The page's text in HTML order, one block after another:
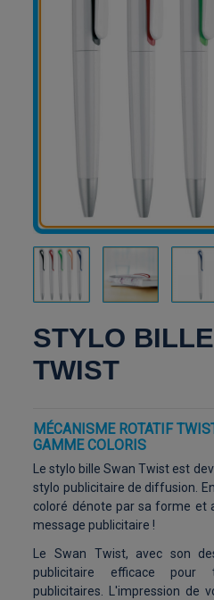
STYLO
TWIST
MÉCANISME ROTATIF
GAMME COLORIS
Le stylo bille Swan Twist est
stylo publicitaire de diffusion.
coloré dénote par sa forme et
message publicitaire !
Le Swan Twist, avec son
publicitaire efficace pour
publicitaires. L'impression de